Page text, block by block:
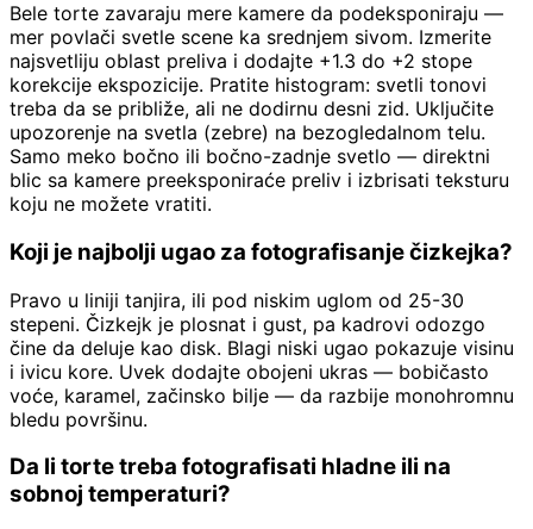
Bele torte zavaraju mere kamere da podeksponiraju —
mer povlači svetle scene ka srednjem sivom. Izmerite
najsvetliju oblast preliva i dodajte +1.3 do +2 stope
korekcije ekspozicije. Pratite histogram: svetli tonovi
treba da se približe, ali ne dodirnu desni zid. Uključite
upozorenje na svetla (zebre) na bezogledalnom telu.
Samo meko bočno ili bočno-zadnje svetlo — direktni
blic sa kamere preeksponiraće preliv i izbrisati teksturu
koju ne možete vratiti.
Koji je najbolji ugao za fotografisanje čizkejka?
Pravo u liniji tanjira, ili pod niskim uglom od 25-30
stepeni. Čizkejk je plosnat i gust, pa kadrovi odozgo
čine da deluje kao disk. Blagi niski ugao pokazuje visinu
i ivicu kore. Uvek dodajte obojeni ukras — bobičasto
voće, karamel, začinsko bilje — da razbije monohromnu
bledu površinu.
Da li torte treba fotografisati hladne ili na
sobnoj temperaturi?